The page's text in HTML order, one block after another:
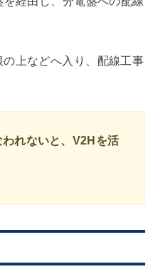
上などへ入り、配線工事
れないと、V2Hを活